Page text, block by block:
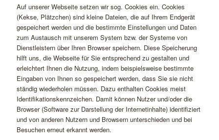
Auf unserer Webseite setzen wir sog. Cookies ein. Cookies
(Kekse, Plätzchen) sind kleine Dateien, die auf Ihrem Endgerät
gespeichert werden und die bestimmte Einstellungen und Daten
zum Austausch mit unserem System bzw. der Systeme von
Dienstleistern über Ihren Browser speichern. Diese Speicherung
hilft uns, die Webseite für Sie entsprechend zu gestalten und
erleichtert Ihnen die Nutzung, indem beispielsweise bestimmte
Eingaben von Ihnen so gespeichert werden, dass Sie sie nicht
ständig wiederholen müssen. Dazu enthalten Cookies meist
Identifikationskennzeichen. Damit können Nutzer und/oder die
Browser (Software zur Darstellung der Internetinhalte) identifiziert
und von anderen Nutzern und Browsern unterschieden und bei
Besuchen erneut erkannt werden.